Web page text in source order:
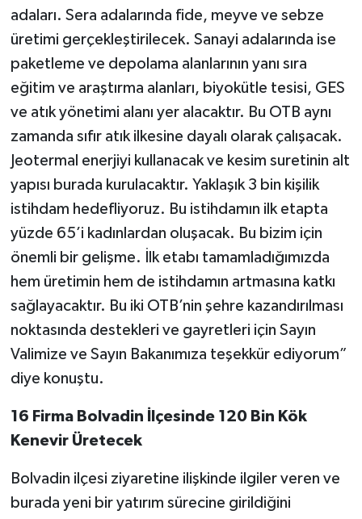
adaları. Sera adalarında fide, meyve ve sebze
üretimi gerçekleştirilecek. Sanayi adalarında ise
paketleme ve depolama alanlarının yanı sıra
eğitim ve araştırma alanları, biyokütle tesisi, GES
ve atık yönetimi alanı yer alacaktır. Bu OTB aynı
zamanda sıfır atık ilkesine dayalı olarak çalışacak.
Jeotermal enerjiyi kullanacak ve kesim suretinin alt
yapısı burada kurulacaktır. Yaklaşık 3 bin kişilik
istihdam hedefliyoruz. Bu istihdamın ilk etapta
yüzde 65’i kadınlardan oluşacak. Bu bizim için
önemli bir gelişme. İlk etabı tamamladığımızda
hem üretimin hem de istihdamın artmasına katkı
sağlayacaktır. Bu iki OTB’nin şehre kazandırılması
noktasında destekleri ve gayretleri için Sayın
Valimize ve Sayın Bakanımıza teşekkür ediyorum”
diye konuştu.
16 Firma Bolvadin İlçesinde 120 Bin Kök
Kenevir Üretecek
Bolvadin ilçesi ziyaretine ilişkinde ilgiler veren ve
burada yeni bir yatırım sürecine girildiğini